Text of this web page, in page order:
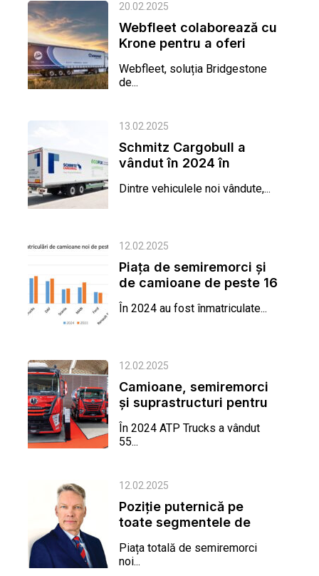
20.02.2025
Webfleet colaborează cu
Krone pentru a oferi
întreruperi...
Webfleet, soluția Bridgestone
de...
13.02.2025
Schmitz Cargobull a
vândut în 2024 în
semiremorci noi...
Dintre vehiculele noi vândute,...
12.02.2025
Piața de semiremorci și
de camioane de peste 16
t, în scădere față de
2023
În 2024 au fost înmatriculate...
12.02.2025
Camioane, semiremorci
și suprastructuri pentru
construcții „Made in...
În 2024 ATP Trucks a vândut
55...
12.02.2025
Poziție puternică pe
toate segmentele de
profitabilitate...
Piața totală de semiremorci
noi...